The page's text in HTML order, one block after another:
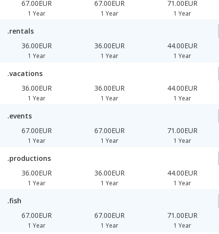
67.00EUR
1 Year
67.00EUR
1 Year
71.00EUR
1 Year
.rentals
36.00EUR
1 Year
36.00EUR
1 Year
44.00EUR
1 Year
.vacations
36.00EUR
1 Year
36.00EUR
1 Year
44.00EUR
1 Year
.events
67.00EUR
1 Year
67.00EUR
1 Year
71.00EUR
1 Year
.productions
36.00EUR
1 Year
36.00EUR
1 Year
44.00EUR
1 Year
.fish
67.00EUR
1 Year
67.00EUR
1 Year
71.00EUR
1 Year